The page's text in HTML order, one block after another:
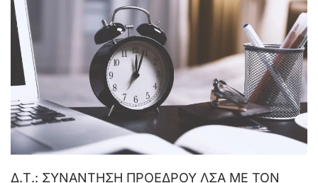
Δ.Τ.: ΣΥΝΑΝΤΗΣΗ ΠΡΟΕΔΡΟΥ ΛΣΑ ΜΕ ΤΟΝ